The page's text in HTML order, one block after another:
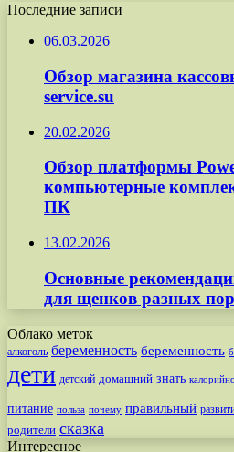
Последние записи
06.03.2026
Обзор магазина
service.su
20.02.2026
Обзор платформы
компьютерные
ПК
13.02.2026
Основные
для щенков разных
Облако меток
алкоголь беременность беременность
дети детский домашний знать
питание польза почему правильный
родители сказка
Интересное